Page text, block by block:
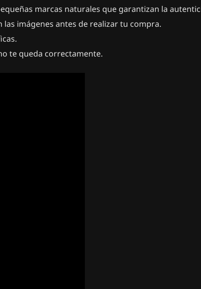
marcas naturales que garantizan la
imágenes antes de realizar tu compra.
te queda correctamente.